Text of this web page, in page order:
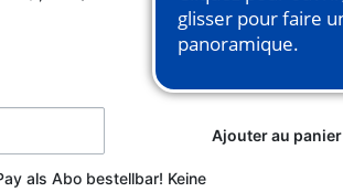
Ajouter au panier
als Abo bestellbar! Keine